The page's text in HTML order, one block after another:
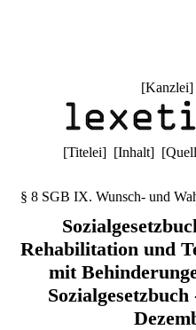
[Kanzlei
[Titelei] [Inhalt] [
§ 8 SGB IX. Wunsch- und
Rehabilitation und
mit